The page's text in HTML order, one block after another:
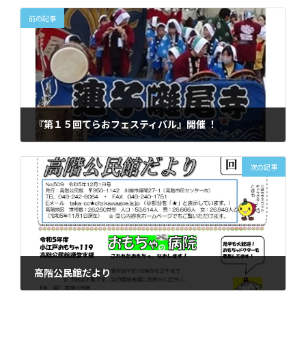
前の記事
『第１５回てらおフェスティバル』開催 ！
次の記事
高階公民館だより